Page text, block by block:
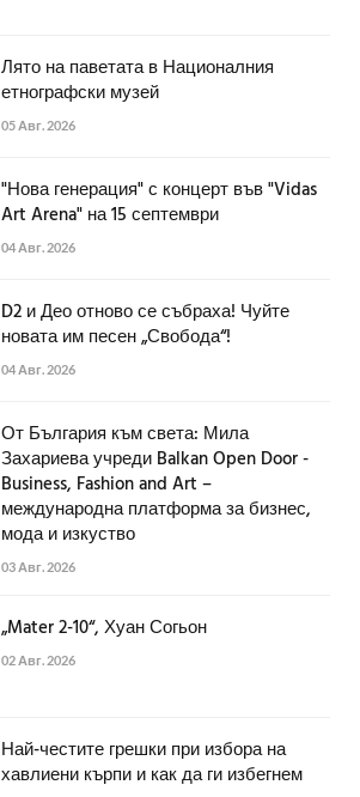
Лято на паветата в Националния
етнографски музей
05 Авг. 2026
"Нова генерация" с концерт във "Vidas
Art Arena" на 15 септември
04 Авг. 2026
D2 и Део отново се събраха! Чуйте
новата им песен „Свобода“!
04 Авг. 2026
От България към света: Мила
Захариева учреди Balkan Open Door -
Business, Fashion and Art –
международна платформа за бизнес,
мода и изкуство
03 Авг. 2026
„Mater 2-10“, Хуан Согьон
02 Авг. 2026
Най-честите грешки при избора на
хавлиени кърпи и как да ги избегнем